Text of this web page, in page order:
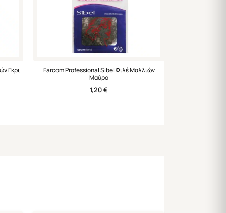
Γκρι
Farcom Professional Sibel Φιλέ Μαλλιών
Μαύρο
1,20€